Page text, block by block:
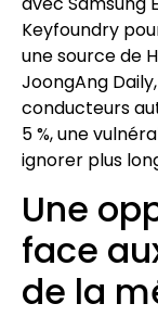
Keyfoundry
une source de
JoongAng
conducteurs
5 %, une
ignorer plus
Une
face
de la